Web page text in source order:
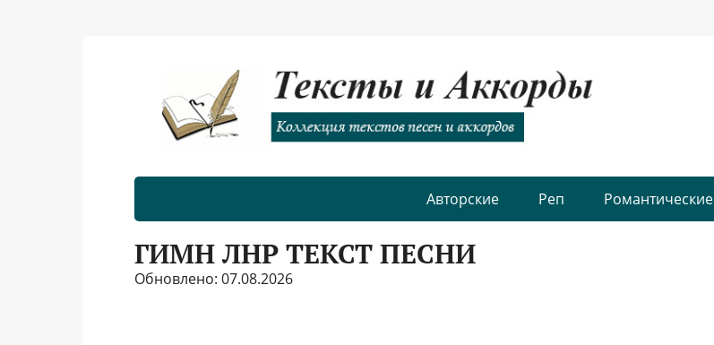
Авторские Реп Романтические
ГИМН ЛНР ТЕКСТ ПЕСНИ
Обновлено: 07.08.2026